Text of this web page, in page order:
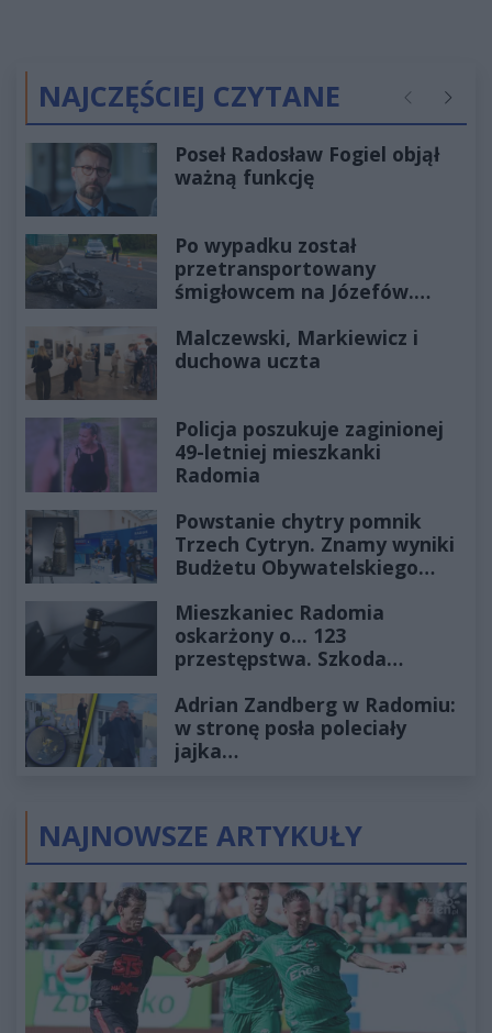
NAJCZĘŚCIEJ CZYTANE Poprzednie
Poseł Radosław Fogiel objął
ważną funkcję
Po wypadku został
przetransportowany
śmigłowcem na Józefów.
Malczewski, Markiewicz i
duchowa uczta
Policja poszukuje zaginionej
49-letniej mieszkanki
Radomia
Powstanie chytry pomnik
Trzech Cytryn. Znamy wyniki
Budżetu Obywatelskiego
Mieszkaniec Radomia
oskarżony o... 123
przestępstwa. Szkoda
złotych
Adrian Zandberg w Radomiu:
w stronę posła poleciały
jajka…
NAJNOWSZE ARTYKUŁY